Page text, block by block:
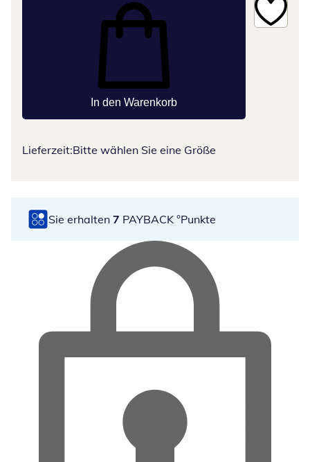
In den Warenkorb
Lieferzeit:Bitte wählen Sie eine Größe
Sie erhalten 7 PAYBACK °Punkte